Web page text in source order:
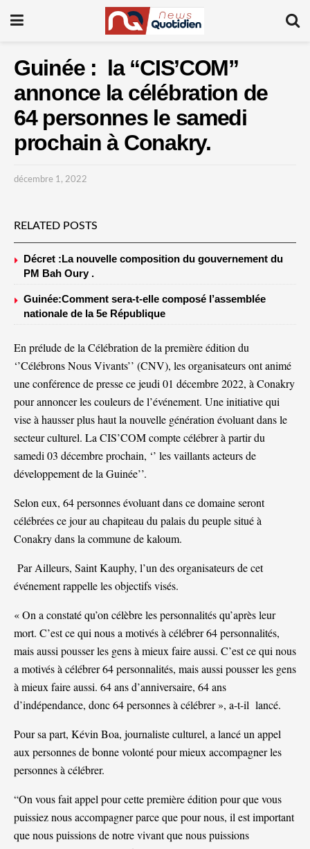
Guinée : la “CIS’COM”
annonce la célébration de
64 personnes le samedi
prochain à Conakry.
décembre 1, 2022
RELATED POSTS
Décret :La nouvelle composition du gouvernement du
PM Bah Oury .
Guinée:Comment sera-t-elle composé l’assemblée
nationale de la 5e République
En prélude de la Célébration de la première édition du
‘’Célébrons Nous Vivants’’ (CNV), les organisateurs ont animé
une conférence de presse ce jeudi 01 décembre 2022, à Conakry
pour annoncer les couleurs de l’événement. Une initiative qui
vise à hausser plus haut la nouvelle génération évoluant dans le
secteur culturel. La CIS’COM compte célébrer à partir du
samedi 03 décembre prochain, ‘’ les vaillants acteurs de
développement de la Guinée’’.
Selon eux, 64 personnes évoluant dans ce domaine seront
célébrées ce jour au chapiteau du palais du peuple situé à
Conakry dans la commune de kaloum.
Par Ailleurs, Saint Kauphy, l’un des organisateurs de cet
événement rappelle les objectifs visés.
« On a constaté qu’on célèbre les personnalités qu’après leur
mort. C’est ce qui nous a motivés à célébrer 64 personnalités,
mais aussi pousser les gens à mieux faire aussi. C’est ce qui nous
a motivés à célébrer 64 personnalités, mais aussi pousser les gens
à mieux faire aussi. 64 ans d’anniversaire, 64 ans
d’indépendance, donc 64 personnes à célébrer », a-t-il lancé.
Pour sa part, Kévin Boa, journaliste culturel, a lancé un appel
aux personnes de bonne volonté pour mieux accompagner les
personnes à célébrer.
“On vous fait appel pour cette première édition pour que vous
puissiez nous accompagner parce que pour nous, il est important
que nous puissions de notre vivant que nous puissions